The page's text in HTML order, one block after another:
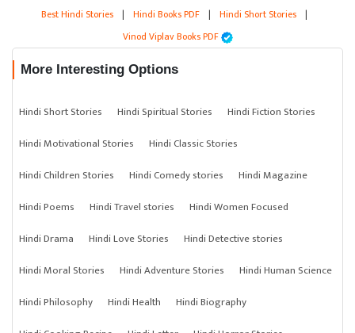
Best Hindi Stories | Hindi Books PDF | Hindi Short Stories |
Vinod Viplav Books PDF
More Interesting Options
Hindi Short Stories Hindi Spiritual Stories
Hindi Fiction Stories
Hindi Motivational Stories
Hindi Classic Stories
Hindi Children Stories
Hindi Comedy stories
Hindi Magazine
Hindi Poems
Hindi Travel stories
Hindi Women Focused
Hindi Drama
Hindi Love Stories
Hindi Detective stories
Hindi Moral Stories
Hindi Adventure Stories
Hindi Human Science
Hindi Philosophy
Hindi Health
Hindi Biography